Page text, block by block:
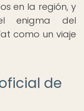
en la región, y
enigma del
como un viaje
de